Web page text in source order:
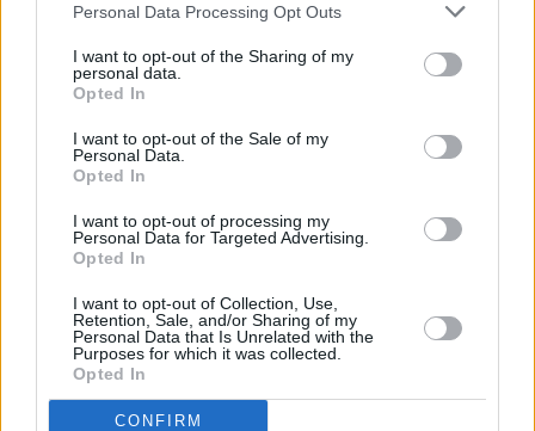
Personal Data Processing Opt Outs
I want to opt-out of the Sharing of my
personal data.
Opted In
I want to opt-out of the Sale of my
Personal Data.
Opted In
I want to opt-out of processing my
Personal Data for Targeted Advertising.
Opted In
I want to opt-out of Collection, Use,
Retention, Sale, and/or Sharing of my
Personal Data that Is Unrelated with the
Purposes for which it was collected.
Opted In
CONFIRM
Heinäkuussa Elokuussa Syyskuussa
Lokakuussa Marraskuussa Joulukuussa
Katso miten paljonShanghaissa on satanut lokakuussa
Lokakuun keskilämpötila Shanghaissa
10 vuoden tarkastelujaksolla
Mikä on Shanghain tavanomainen lämpötila lokakuussa.
Vuosi
Vuorokauden
keskilämpötila
lämpötila
lämpötila